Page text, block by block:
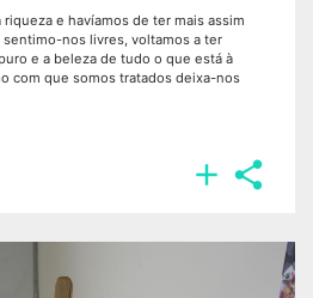
riqueza e havíamos de ter mais assim
nos livres, voltamos a ter
e a beleza de tudo o que está à
com que somos tratados deixa-nos
 